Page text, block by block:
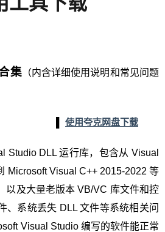
集（内含详细使用说明和常见问题
使用夸克网盘下载
DLL 运行库，包含从 Visual
Microsoft Visual C++ 2015-2022 等
以及大量老版本 VB/VC 库文件和控
、系统丢失 DLL 文件等系统相关问
Visual Studio 编写的软件能正常